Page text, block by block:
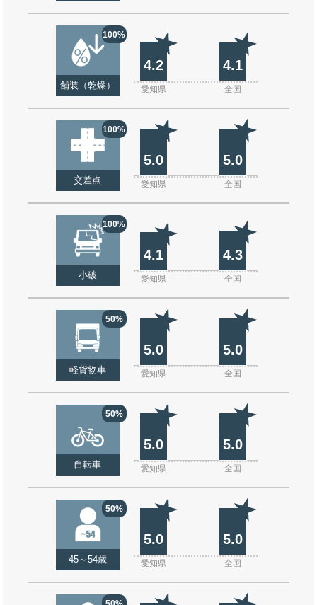
100%
舗装（乾燥）
4.2 4.1
愛知県 全国
100%
交差点
5.0 5.0
愛知県 全国
100%
小破
4.1 4.3
愛知県 全国
50%
軽貨物車
5.0 5.0
愛知県 全国
50%
自転車
5.0 5.0
愛知県 全国
50%
45～54歳
5.0 5.0
愛知県 全国